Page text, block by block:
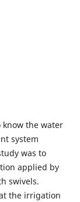
the water
system
was to
applied by
swivels.
the irrigation